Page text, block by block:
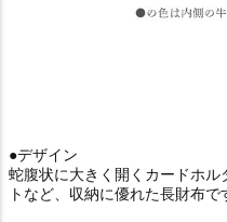
●デザイン
蛇腹状に大きく開くカードホ
トなど、収納に優れた長財布で